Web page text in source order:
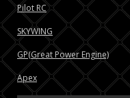
Pilot RC
SKYWING
GP(Great Power Engine)
Apex